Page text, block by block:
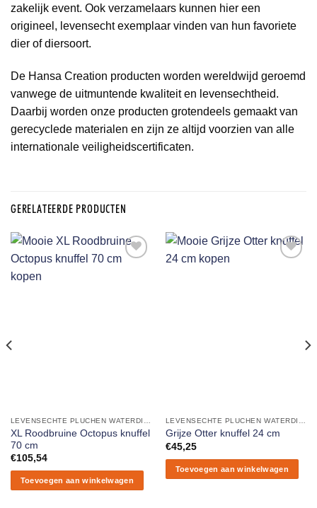
zakelijk event. Ook verzamelaars kunnen hier een
origineel, levensecht exemplaar vinden van hun favoriete
dier of diersoort.
De Hansa Creation producten worden wereldwijd geroemd
vanwege de uitmuntende kwaliteit en levensechtheid.
Daarbij worden onze producten grotendeels gemaakt van
gerecyclede materialen en zijn ze altijd voorzien van alle
internationale veiligheidscertificaten.
GERELATEERDE PRODUCTEN
XL Roodbruine Octopus knuffel
70 cm
€105,54
Toevoegen aan winkelwagen
Grijze Otter knuffel 24 cm
€45,25
Toevoegen aan winkelwagen